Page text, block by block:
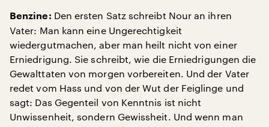
Benzine: Den ersten Satz schreibt Nour an ihren
Vater: Man kann eine Ungerechtigkeit
wiedergutmachen, aber man heilt nicht von einer
Erniedrigung. Sie schreibt, wie die Erniedrigungen die
Gewalttaten von morgen vorbereiten. Und der Vater
redet vom Hass und von der Wut der Feiglinge und
sagt: Das Gegenteil von Kenntnis ist nicht
Unwissenheit, sondern Gewissheit. Und wenn man